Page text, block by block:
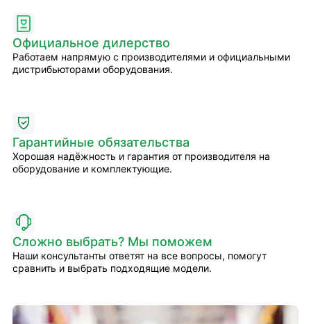
Официальное дилерство
Работаем напрямую с производителями и официальными
дистрибьюторами оборудования.
Гарантийные обязательства
Хорошая надёжность и гарантия от производителя на
оборудование и комплектующие.
Сложно выбрать? Мы поможем
Наши консультанты ответят на все вопросы, помогут
сравнить и выбрать подходящие модели.